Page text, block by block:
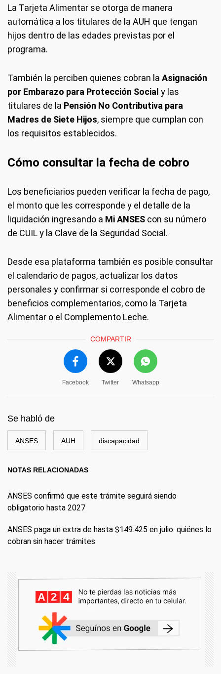
La Tarjeta Alimentar se otorga de manera
automática a los titulares de la AUH que tengan
hijos dentro de las edades previstas por el
programa.
También la perciben quienes cobran la Asignación
por Embarazo para Protección Social y las
titulares de la Pensión No Contributiva para
Madres de Siete Hijos, siempre que cumplan con
los requisitos establecidos.
Cómo consultar la fecha de cobro
Los beneficiarios pueden verificar la fecha de pago,
el monto que les corresponde y el detalle de la
liquidación ingresando a Mi ANSES con su número
de CUIL y la Clave de la Seguridad Social.
Desde esa plataforma también es posible consultar
el calendario de pagos, actualizar los datos
personales y confirmar si corresponde el cobro de
beneficios complementarios, como la Tarjeta
Alimentar o el Complemento Leche.
COMPARTIR
Facebook Twitter Whatsapp
Se habló de
ANSES AUH discapacidad
NOTAS RELACIONADAS
ANSES confirmó que este trámite seguirá siendo
obligatorio hasta 2027
ANSES paga un extra de hasta $149.425 en julio: quiénes lo
cobran sin hacer trámites